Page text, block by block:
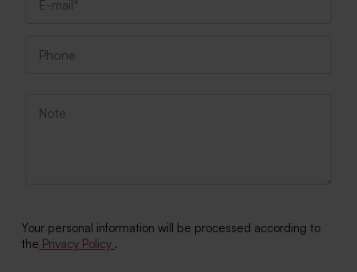
Your personal information will be processed according to
the Privacy Policy .